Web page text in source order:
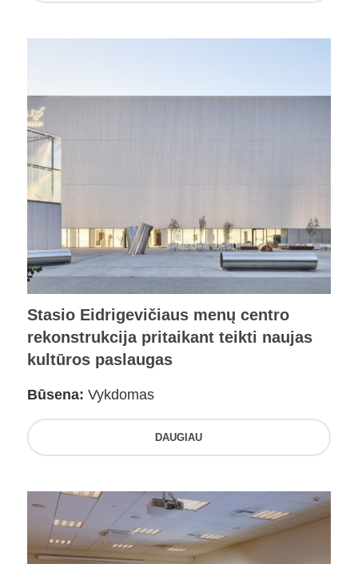
Stasio Eidrigevičiaus menų centro
rekonstrukcija pritaikant teikti naujas
kultūros paslaugas
Būsena: Vykdomas
DAUGIAU